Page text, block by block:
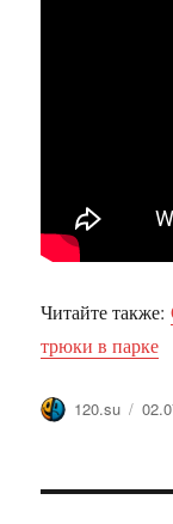
Читайте также:
трюки в парке
Автор
120.su